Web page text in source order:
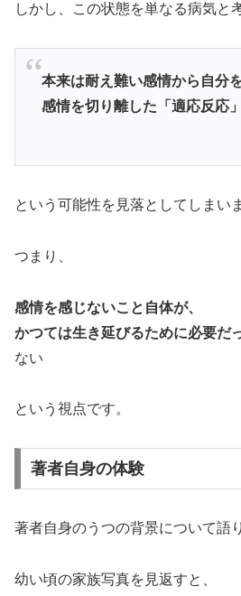
しかし、この状態を単なる病気と
本来は耐え難い感情から自分
感情を切り離した「適応反応
という可能性を見落としてしまい
つまり、
感情を感じないこと自体が、
かつては生き延びるために必要だ
ない
という視点です。
著者自身の体験
著者自身のうつの背景について語
幼い頃の家族写真を見返すと、